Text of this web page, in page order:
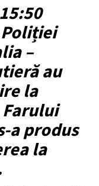
–
au
la
a produs
la